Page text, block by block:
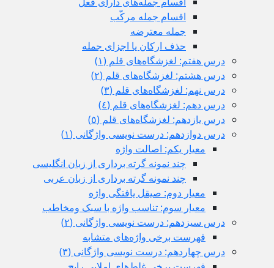
اقسام جمله مرکّب
جمله معترضه
حذف ارکان یا اجزای جمله
درس هفتم: لغزشگاه‌های قلم (١)
درس هشتم: لغزشگاه‌های قلم (٢)
درس نهم: لغزشگاه‌های قلم (٣)
درس دهم: لغزشگاه‌های قلم (٤)
درس یازدهم: لغزشگاه‌های قلم (٥)
درس دوازدهم: درست نویسی واژگانی (١)
معیار یکم: اصالت واژه
چند نمونه گرته برداری از زبان انگلیسی
چند نمونه گرته برداری از زبان عربی
معیار دوم: صيقل يافتگی واژه
معیار سوم: تناسب واژه با سبک ومخاطب
درس سیزدهم: درست نویسی واژگانی (٢)
فهرست برخی واژه‌های متشابه
درس چهاردهم: درست نویسی واژگانی (٣)